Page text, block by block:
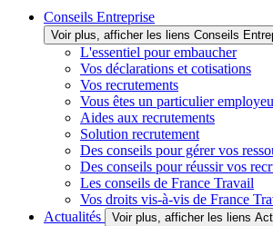
Conseils Entreprise
Voir plus, afficher les liens Conseils
L'essentiel pour embaucher
Vos déclarations et cotisations
Vos recrutements
Vous êtes un particulier
Aides aux recrutements
Solution recrutement
Des conseils pour gérer vos
Des conseils pour réussir vos
Les conseils de France Travail
Vos droits vis-à-vis de France
Actualités
Voir plus, afficher les liens